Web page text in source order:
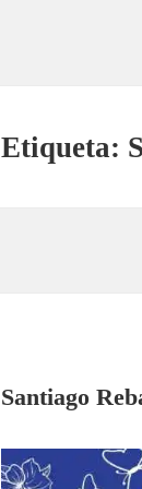
Etiqueta:
Santiago